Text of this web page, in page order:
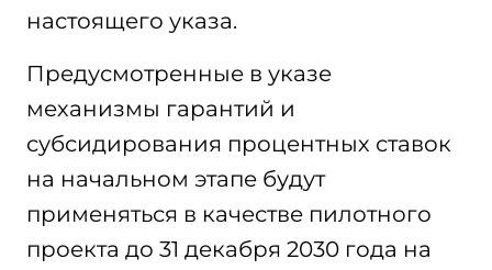
настоящего указа.
Предусмотренные в указе
механизмы гарантий и
субсидирования процентных ставок
на начальном этапе будут
применяться в качестве пилотного
проекта до 31 декабря 2030 года на